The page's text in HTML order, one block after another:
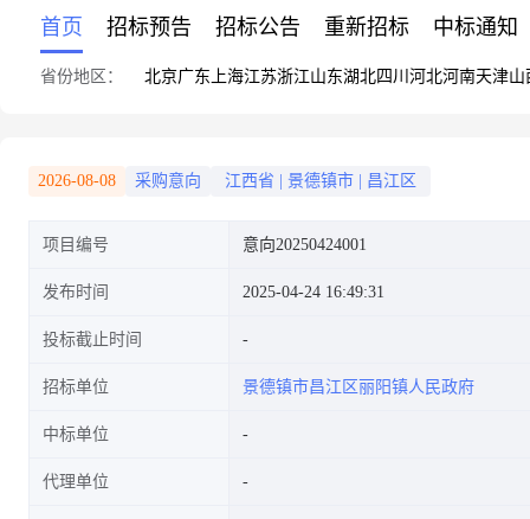
首页 招标预告 招标公告 重新招标 中标通知
省份地区： 北京广东 上海江苏浙江山东湖北四川 河北河南天津山
2026-08-08 采购意向 江西省 景德镇市 昌江区
项目编号 意向20250424001
发布时间 2025-04-24 16:49:31
投标截止时间
招标单位 景德镇市昌江区丽阳镇人民政府
中标单位
代理单位